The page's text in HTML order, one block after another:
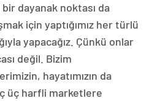
bir dayanak noktası da
için yaptığımız her türlü
yapacağız. Çünkü onlar
değil. Bizim
hayatımızın da
üç harfli marketlere